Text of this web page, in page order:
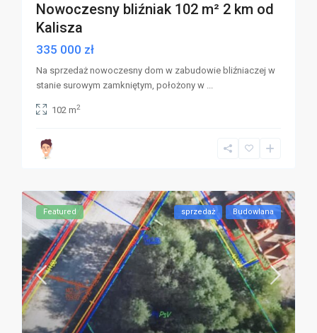
Nowoczesny bliźniak 102 m² 2 km od
Kalisza
335 000 zł
Na sprzedaż nowoczesny dom w zabudowie bliźniaczej w
stanie surowym zamkniętym, położony w ...
102 m2
Featured sprzedaż Budowlana